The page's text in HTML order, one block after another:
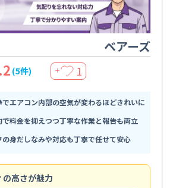
ベアーズ
(5件) ＋ 1
でエアコン内部の空気が変わるほどきれいに
で料金を抑えつつ丁寧な作業と報告も両立
の身だしなみや対応も丁寧で任せて安心
高さが魅力